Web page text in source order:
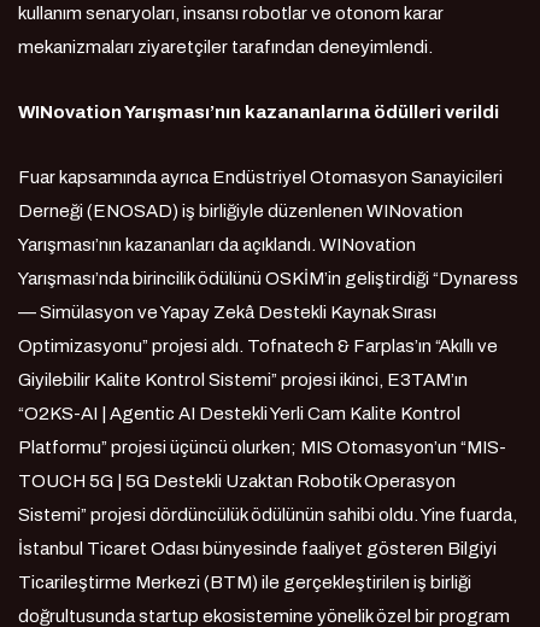
kullanım senaryoları, insansı robotlar ve otonom karar
mekanizmaları ziyaretçiler tarafından deneyimlendi.
WINovation Yarışması’nın kazananlarına ödülleri verildi
Fuar kapsamında ayrıca Endüstriyel Otomasyon Sanayicileri
Derneği (ENOSAD) iş birliğiyle düzenlenen WINovation
Yarışması’nın kazananları da açıklandı. WINovation
Yarışması’nda birincilik ödülünü OSKİM’in geliştirdiği “Dynaress
— Simülasyon ve Yapay Zekâ Destekli Kaynak Sırası
Optimizasyonu” projesi aldı. Tofnatech & Farplas’ın “Akıllı ve
Giyilebilir Kalite Kontrol Sistemi” projesi ikinci, E3TAM’ın
“O2KS-AI | Agentic AI Destekli Yerli Cam Kalite Kontrol
Platformu” projesi üçüncü olurken; MIS Otomasyon’un “MIS-
TOUCH 5G | 5G Destekli Uzaktan Robotik Operasyon
Sistemi” projesi dördüncülük ödülünün sahibi oldu. Yine fuarda,
İstanbul Ticaret Odası bünyesinde faaliyet gösteren Bilgiyi
Ticarileştirme Merkezi (BTM) ile gerçekleştirilen iş birliği
doğrultusunda startup ekosistemine yönelik özel bir program